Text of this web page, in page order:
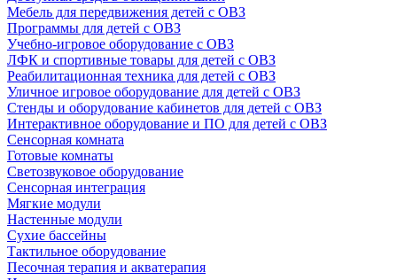
Мебель для передвижения детей с ОВЗ
Программы для детей с ОВЗ
Учебно-игровое оборудование с ОВЗ
ЛФК и спортивные товары для детей с ОВЗ
Реабилитационная техника для детей с ОВЗ
Уличное игровое оборудование для детей с ОВЗ
Стенды и оборудование кабинетов для детей с ОВЗ
Интерактивное оборудование и ПО для детей с ОВЗ
Сенсорная комната
Готовые комнаты
Светозвуковое оборудование
Сенсорная интеграция
Мягкие модули
Настенные модули
Сухие бассейны
Тактильное оборудование
Песочная терапия и акватерапия